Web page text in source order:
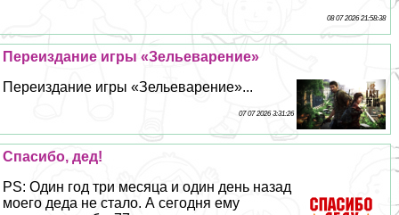
08 07 2026 21:58:38
Переиздание игры «Зельеварение»
Переиздание игры «Зельеварение»...
07 07 2026 3:31:26
Спасибо, дед!
PS: Один год три месяца и один день назад
моего деда не стало. А сегодня ему